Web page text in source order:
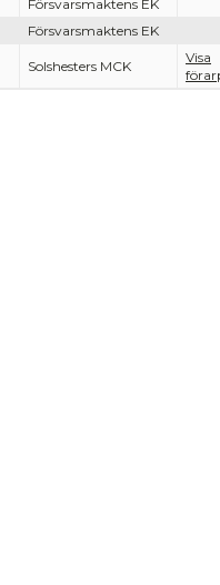
Försvarsmaktens EK
Försvarsmaktens EK
Solshesters MCK
Visa